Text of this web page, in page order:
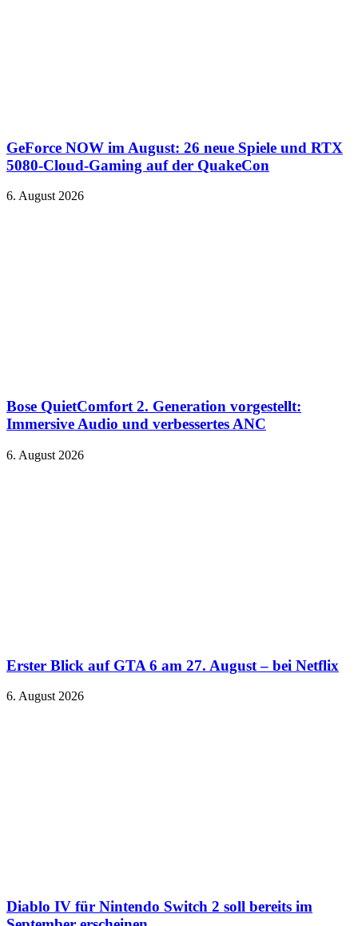
GeForce NOW im August: 26 neue Spiele und RTX
5080-Cloud-Gaming auf der QuakeCon
6. August 2026
Bose QuietComfort 2. Generation vorgestellt:
Immersive Audio und verbessertes ANC
6. August 2026
Erster Blick auf GTA 6 am 27. August – bei Netflix
6. August 2026
Diablo IV für Nintendo Switch 2 soll bereits im